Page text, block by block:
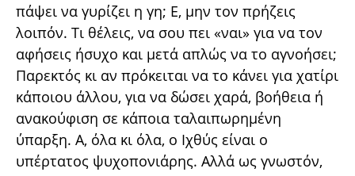
πάψει να γυρίζει η γη; Ε, μην τον πρήζεις
λοιπόν. Τι θέλεις, να σου πει «ναι» για να τον
αφήσεις ήσυχο και μετά απλώς να το αγνοήσει;
Παρεκτός κι αν πρόκειται να το κάνει για χατίρι
κάποιου άλλου, για να δώσει χαρά, βοήθεια ή
ανακούφιση σε κάποια ταλαιπωρημένη
ύπαρξη. Α, όλα κι όλα, ο Ιχθύς είναι ο
υπέρτατος ψυχοπονιάρης. Αλλά ως γνωστόν,